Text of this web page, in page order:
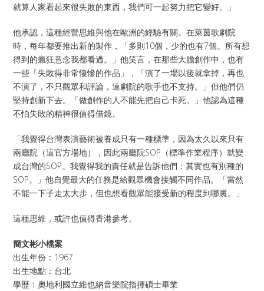
就算人家看起來很失敗的東西，我們可一起努力把它變好。」
他承認，這種經營思維與他在歐洲的經驗有關。在萊茵歌劇院
時，每年都要推出新的製作，「多則10個，少的也有7個。所有想
得到的瘋狂意念我都看過。」他笑言，在那些大膽創作中，也有
一些「失敗得非常悽慘的作品」，「演了一場以後就拿掉，再也
不演了，不只觀眾和評論，連劇院的歌手也不支持。」但他們仍
堅持創新下去。「做創作的人不能先把自己卡死。」他認為這種
不怕失敗的精神很值得借鏡。
「我覺得台灣表演藝術被養成只有一種標準，因為太久以來只有
兩廳院（這官方場地），因此兩廳院SOP（標準作業程序）就變
成台灣的SOP。我覺得我的責任就是告訴他們：其實也有別種的
SOP。」他自覺最大的任務是給觀眾機會接觸不同作品。「當然
不能一下子走太大步，但也想看觀眾能接受新的程度到哪裏。」
這種思維，或許也值得香港參考。
簡文彬小檔案
出生年份：1967
出生地點：台北
學歷：奧地利國立維也納音樂院指揮碩士畢業